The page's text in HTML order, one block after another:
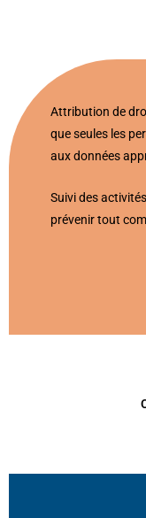
Attribution de
que seules les
aux données
Suivi des
prévenir tout